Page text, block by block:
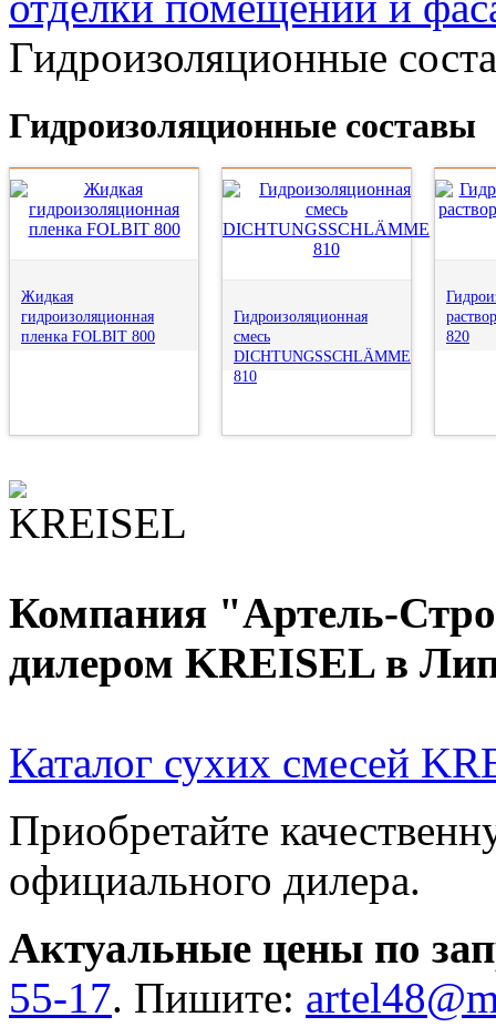
Гидроизоляционные
Гидроизоляционные составы
Жидкая
гидроизоляционная
пленка FOLBIT 800
Гидроизоляционная
смесь
DICHTUNGSSCHLÄMME
810
820
Компания "Артель-
дилером KREISEL в
Каталог сухих смесей
Приобретайте
официального дилера.
Актуальные цены по
55-17. Пишите: